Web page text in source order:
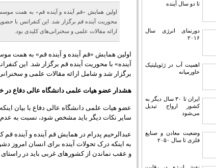
تا دو سال آینده
دورنمای انرژی سال
۲۰۱۶
اهمیت آب در ژئوپلیتیک
خاورمیانه
ایران تا ۳۰ سال دیگر به
کشور ارواح تبدیل
می‌شود
وضعیت معادن و صنایع
فلزی تا سال ۲۰۵۰
اولین همایش «قم آینده و آینده قم» به همت
محوریت آینده قم برگزار شد. این کنفرانس با
ارائه مقالات علمی و سخنرانی‌های کلیدی بود.
اولین همایش «قم آینده و آینده قم» به همت
آینده» با محوریت آینده قم برگزار شد. این
برگزار ‌شد و شامل ارائه مقالات علمی و
هشدار عضو هیات علمی دانشگاه عالی دفاع در
عضو هیات علمی دانشگاه عالی دفاع با بیان
سایر نکات دیگر باید مشخص شود، نسبت به عدم
عبدالرحیم پدرام در همایش قم آینده و آینده
به اینکه درک تحولات آینده برای انسان امروز
و عقب نماندن از کشورهای غربی باید در راستای